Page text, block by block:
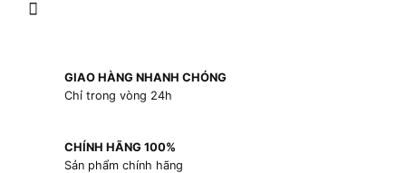
GIAO HÀNG NHANH CHÓNG
Chỉ trong vòng 24h
CHÍNH HÃNG 100%
Sản phẩm chính hãng